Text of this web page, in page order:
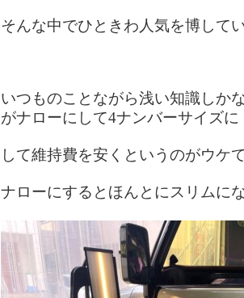
そんな中でひときわ人気を博して
いつものことながら浅い知識しか
がナローにして4ナンバーサイズに
して維持費を安くというのがウケ
ナローにするとほんとにスリムに